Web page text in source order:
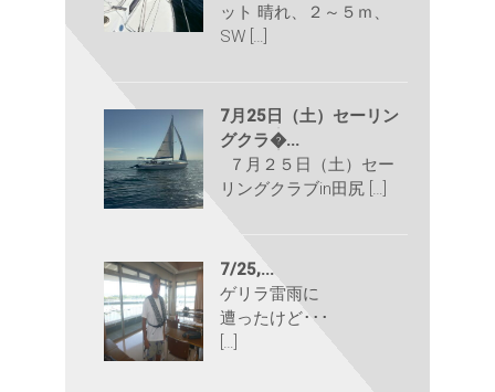
ット 晴れ、２～５ｍ、
SW […]
7月25日（土）セーリン
グクラ�...
７月２５日（土）セー
リングクラブin田尻 […]
7/25,...
ゲリラ雷雨に
遭ったけど･･･
[…]